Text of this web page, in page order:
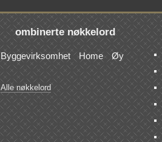
ombinerte nøkkelord
Byggevirksomhet Home Øy
Alle nøkkelord